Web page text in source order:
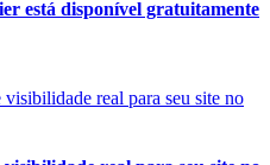
está disponível gratuitamente